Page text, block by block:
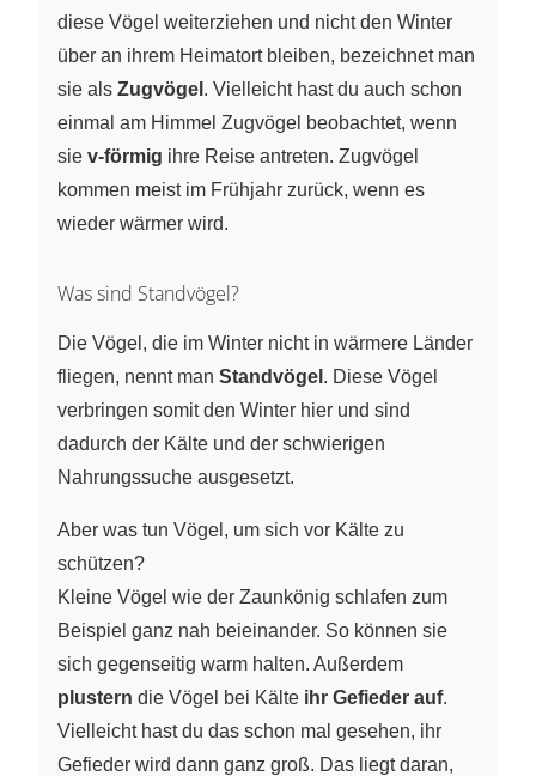
diese Vögel weiterziehen und nicht den Winter
über an ihrem Heimatort bleiben, bezeichnet man
sie als Zugvögel . Vielleicht hast du auch schon
einmal am Himmel Zugvögel beobachtet, wenn
sie v‑förmig ihre Reise antreten. Zugvögel
kommen meist im Frühjahr zurück, wenn es
wieder wärmer wird.
Was sind Standvögel?
Die Vögel, die im Winter nicht in wärmere Länder
fliegen, nennt man Standvögel . Diese Vögel
verbringen somit den Winter hier und sind
dadurch der Kälte und der schwierigen
Nahrungssuche ausgesetzt.
Aber was tun Vögel, um sich vor Kälte zu
schützen?
Kleine Vögel wie der Zaunkönig schlafen zum
Beispiel ganz nah beieinander. So können sie
sich gegenseitig warm halten. Außerdem
plustern die Vögel bei Kälte ihr Gefieder auf.
Vielleicht hast du das schon mal gesehen, ihr
Gefieder wird dann ganz groß. Das liegt daran,